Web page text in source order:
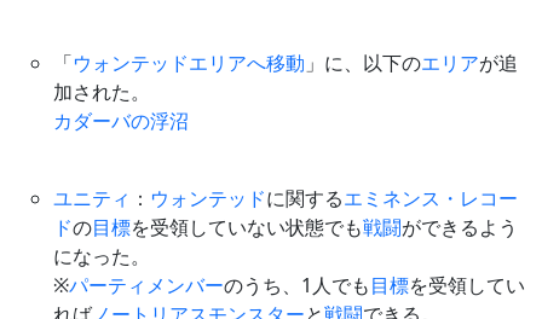
「ウォンテッドエリアへ移動 」に、以下のエリアが追
加された。
カダーバの浮沼
ユニティ ： ウォンテッドに関するエミネンス・レコー
ドの目標を受領していない状態でも戦闘ができるよう
になった。
※パーティメンバーのうち、1人でも目標を受領してい